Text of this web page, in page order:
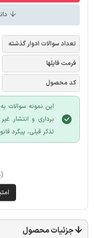
تعداد سوالات ادوار گذشته
فرمت فایلها
کد محصول
این نمونه
برداری و انتشار
تذکر قبلی، پیگرد
جزئیات محصول